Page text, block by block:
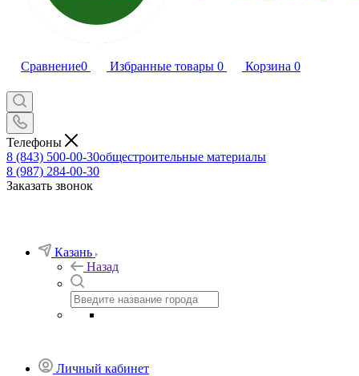
Сравнение0 Избранные товары 0 Корзина 0
Телефоны
8 (843) 500-00-30общестроительные материалы
8 (987) 284-00-30
Заказать звонок
Казань
Назад
Личный кабинет